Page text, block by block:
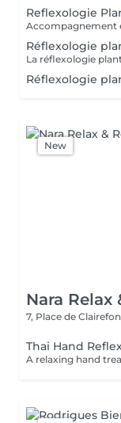
Reflexologie
Réflexologie
Réflexologie
New
Nara Relax
7, Place de
Thai Hand